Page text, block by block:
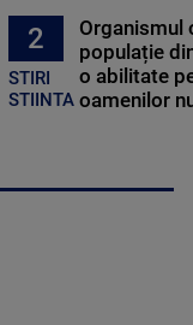
2
STIRI
STIINTA
Organismul
populație
o abilitate
oamenilor